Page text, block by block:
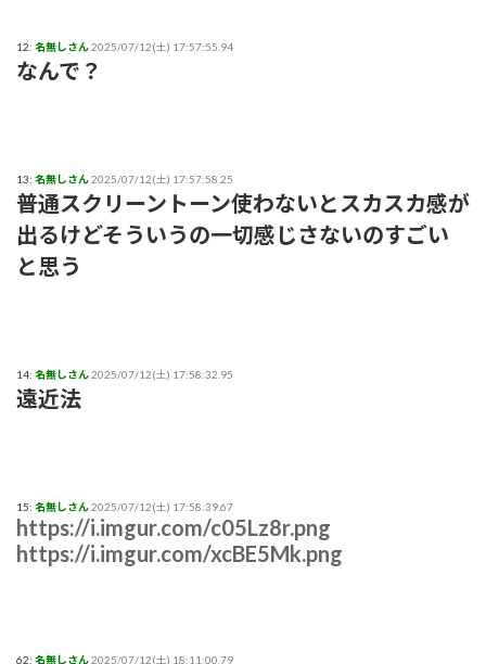
12: 名無しさん2025/07/12(土) 17:57:55.94
なんで？
13: 名無しさん2025/07/12(土) 17:57:58.25
普通スクリーントーン使わないとスカスカ感が
出るけどそういうの一切感じさないのすごい
と思う
14: 名無しさん2025/07/12(土) 17:58:32.95
遠近法
15: 名無しさん2025/07/12(土) 17:58:39.67
https://i.imgur.com/c05Lz8r.png
https://i.imgur.com/xcBE5Mk.png
62: 名無しさん2025/07/12(土) 18:11:00.79